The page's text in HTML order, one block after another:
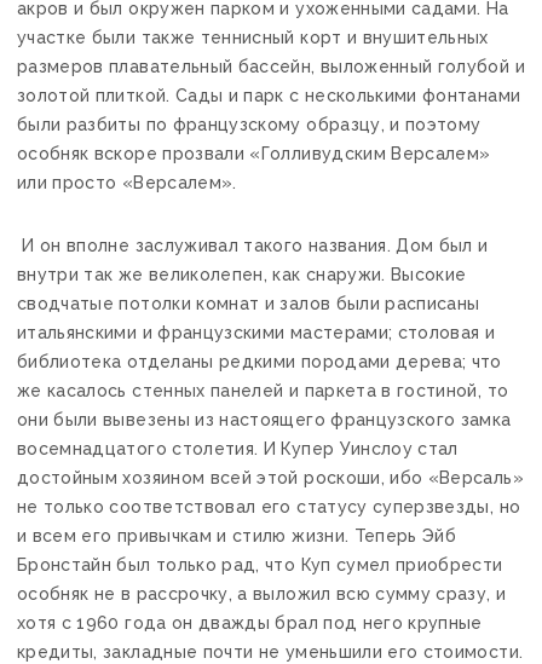
акров и был окружен парком и ухоженными садами. На
участке были также теннисный корт и внушительных
размеров плавательный бассейн, выложенный голубой и
золотой плиткой. Сады и парк с несколькими фонтанами
были разбиты по французскому образцу, и поэтому
особняк вскоре прозвали «Голливудским Версалем»
или просто «Версалем».
И он вполне заслуживал такого названия. Дом был и
внутри так же великолепен, как снаружи. Высокие
сводчатые потолки комнат и залов были расписаны
итальянскими и французскими мастерами; столовая и
библиотека отделаны редкими породами дерева; что
же касалось стенных панелей и паркета в гостиной, то
они были вывезены из настоящего французского замка
восемнадцатого столетия. И Купер Уинслоу стал
достойным хозяином всей этой роскоши, ибо «Версаль»
не только соответствовал его статусу суперзвезды, но
и всем его привычкам и стилю жизни. Теперь Эйб
Бронстайн был только рад, что Куп сумел приобрести
особняк не в рассрочку, а выложил всю сумму сразу, и
хотя с 1960 года он дважды брал под него крупные
кредиты, закладные почти не уменьшили его стоимости.